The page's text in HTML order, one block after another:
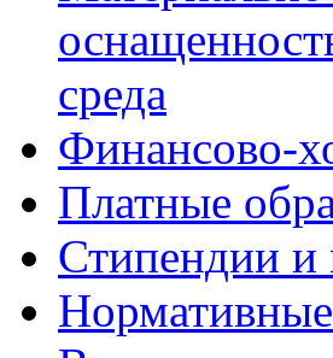
среда
Финансово-
Платные
Стипендии